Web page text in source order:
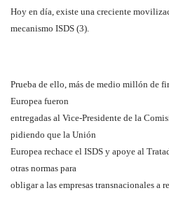
Hoy en día, existe una creciente
mecanismo ISDS (3).
Prueba de ello, más de medio millón de
Europea fueron
entregadas al Vice-Presidente de la
pidiendo que la Unión
Europea rechace el ISDS y apoye al
otras normas para
obligar a las empresas transnacionales a